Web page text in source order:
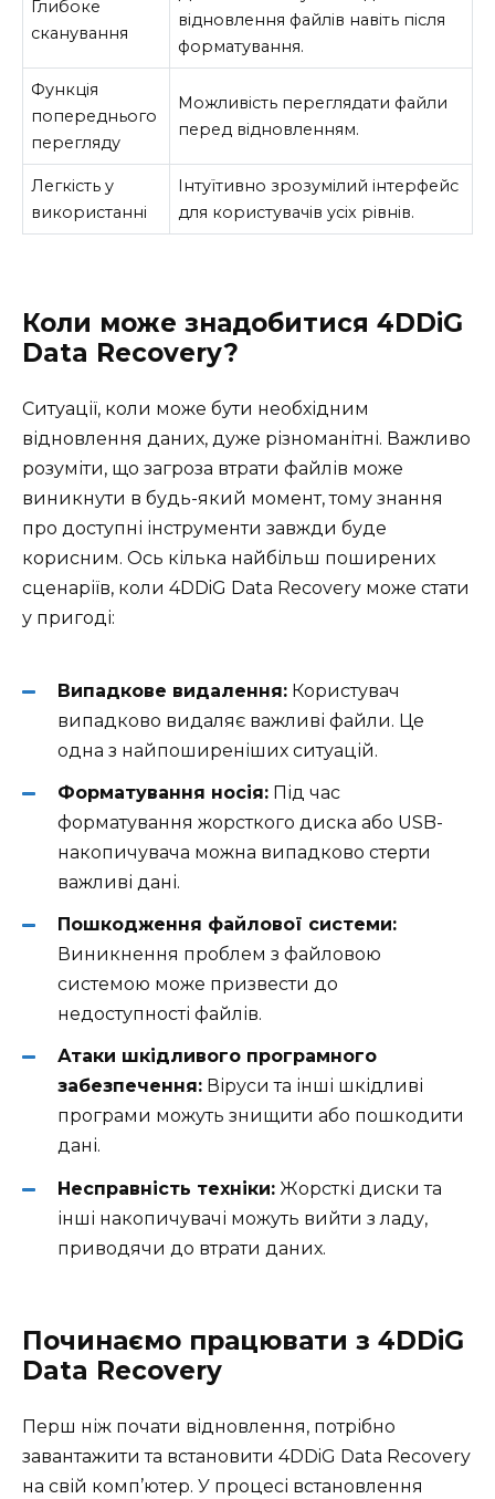
Глибоке
сканування
відновлення файлів навіть після
форматування.
Функція
попереднього
перегляду
Можливість переглядати файли
перед відновленням.
Легкість у
використанні
Інтуїтивно зрозумілий інтерфейс
для користувачів усіх рівнів.
Коли може знадобитися 4DDiG
Data Recovery?
Ситуації, коли може бути необхідним
відновлення даних, дуже різноманітні. Важливо
розуміти, що загроза втрати файлів може
виникнути в будь-який момент, тому знання
про доступні інструменти завжди буде
корисним. Ось кілька найбільш поширених
сценаріїв, коли 4DDiG Data Recovery може стати
у пригоді:
Випадкове видалення: Користувач
випадково видаляє важливі файли. Це
одна з найпоширеніших ситуацій.
Форматування носія: Під час
форматування жорсткого диска або USB-
накопичувача можна випадково стерти
важливі дані.
Пошкодження файлової системи:
Виникнення проблем з файловою
системою може призвести до
недоступності файлів.
Атаки шкідливого програмного
забезпечення: Віруси та інші шкідливі
програми можуть знищити або пошкодити
дані.
Несправність техніки: Жорсткі диски та
інші накопичувачі можуть вийти з ладу,
приводячи до втрати даних.
Починаємо працювати з 4DDiG
Data Recovery
Перш ніж почати відновлення, потрібно
завантажити та встановити 4DDiG Data Recovery
на свій комп’ютер. У процесі встановлення